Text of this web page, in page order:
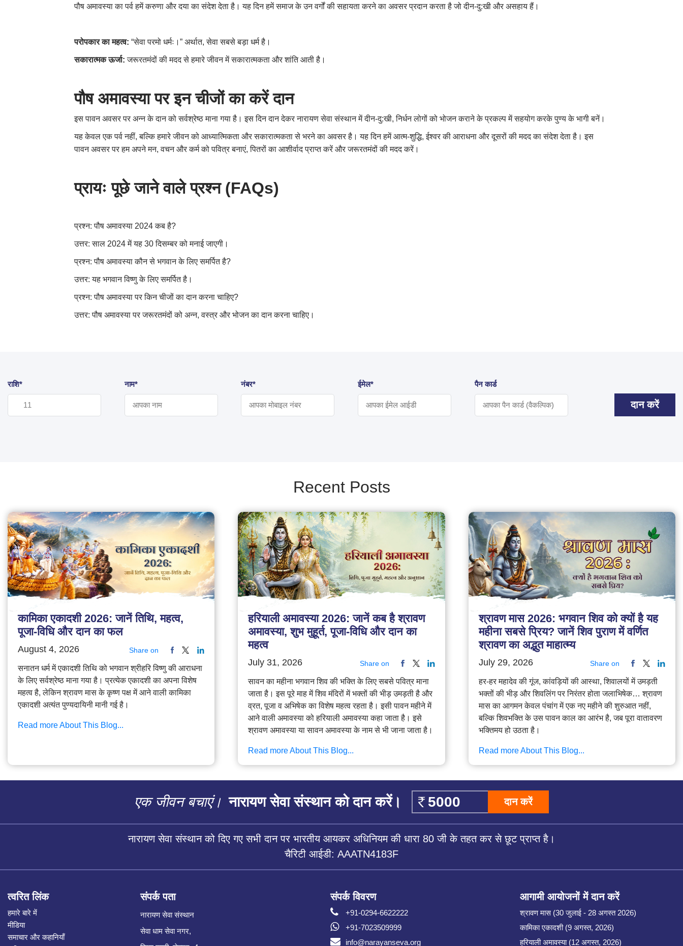
पौष अमावस्या का पर्व हमें करुणा और दया का संदेश देता है। यह दिन हमें समाज के उन वर्गों की सहायता करने का अवसर प्रदान करता है जो दीन-दु:खी और असहाय हैं।
परोपकार का महत्व: “सेवा परमो धर्मः।” अर्थात,सेवा सबसे बड़ा धर्म है।
सकारात्मक ऊर्जा: जरूरतमंदों की मदद से हमारे जीवन में सकारात्मकता और शांति आती है।
पौष अमावस्या पर इन चीजों का करें दान
इस पावन अवसर पर अन्न के दान को सर्वश्रेष्ठ माना गया है। इस दिन दान देकर नारायण सेवा संस्थान में दीन-दु:खी,निर्धन लोगों को भोजन कराने के प्रकल्प में सहयोग करके पुण्य के भागी बनें।
यह केवल एक पर्व नहीं,बल्कि हमारे जीवन को आध्यात्मिकता और सकारात्मकता से भरने का अवसर है। यह दिन हमें आत्म-शुद्धि,ईश्वर की आराधना और दूसरों की मदद का संदेश देता है। इस
पावन अवसर पर हम अपने मन,वचन और कर्म को पवित्र बनाएं,पितरों का आशीर्वाद प्राप्त करें और जरूरतमंदों की मदद करें।
प्रायः पूछे जाने वाले प्रश्न (FAQs)
प्रश्न: पौष अमावस्या 2024 कब है?
उत्तर: साल 2024 में यह 30 दिसम्बर को मनाई जाएगी।
प्रश्न: पौष अमावस्या कौन से भगवान के लिए समर्पित है?
उत्तर: यह भगवान विष्णु के लिए समर्पित है।
प्रश्न: पौष अमावस्या पर किन चीजों का दान करना चाहिए?
उत्तर: पौष अमावस्या पर जरूरतमंदों को अन्न,वस्त्र और भोजन का दान करना चाहिए।
राशि* नाम* नंबर* ईमेल* पैन कार्ड
दान करें
Recent Posts
कामिका एकादशी 2026: जानें तिथि, महत्व,
पूजा-विधि और दान का फल
August 4, 2026 Share on
सनातन धर्म में एकादशी तिथि को भगवान श्रीहरि विष्णु की आराधना
के लिए सर्वश्रेष्ठ माना गया है। प्रत्येक एकादशी का अपना विशेष
महत्व है, लेकिन श्रावण मास के कृष्ण पक्ष में आने वाली कामिका
एकादशी अत्यंत पुण्यदायिनी मानी गई है।
Read more About This Blog...
हरियाली अमावस्या 2026: जानें कब है श्रावण
अमावस्या, शुभ मुहूर्त, पूजा-विधि और दान का
महत्व
July 31, 2026 Share on
सावन का महीना भगवान शिव की भक्ति के लिए सबसे पवित्र माना
जाता है। इस पूरे माह में शिव मंदिरों में भक्तों की भीड़ उमड़ती है और
व्रत, पूजा व अभिषेक का विशेष महत्व रहता है। इसी पावन महीने में
आने वाली अमावस्या को हरियाली अमावस्या कहा जाता है। इसे
श्रावण अमावस्या या सावन अमावस्या के नाम से भी जाना जाता है।
Read more About This Blog...
श्रावण मास 2026: भगवान शिव को क्यों है यह
महीना सबसे प्रिय? जानें शिव पुराण में वर्णित
श्रावण का अद्भुत माहात्म्य
July 29, 2026 Share on
हर-हर महादेव की गूंज, कांवड़ियों की आस्था, शिवालयों में उमड़ती
भक्तों की भीड़ और शिवलिंग पर निरंतर होता जलाभिषेक… श्रावण
मास का आगमन केवल पंचांग में एक नए महीने की शुरुआत नहीं,
बल्कि शिवभक्ति के उस पावन काल का आरंभ है, जब पूरा वातावरण
भक्तिमय हो उठता है।
Read more About This Blog...
एक जीवन बचाएं। नारायण सेवा संस्थान को दान करें। दान करें
नारायण सेवा संस्थान को दिए गए सभी दान पर भारतीय आयकर अधिनियम की धारा 80 जी के तहत कर से छूट प्राप्त है।
चैरिटी आईडी: AAATN4183F
त्वरित लिंक
हमारे बारे में
मीडिया
समाचार और कहानियाँ
संपर्क पता
नारायण सेवा संस्थान
सेवा धाम सेवा नगर,
संपर्क विवरण
+91-0294-6622222
+91-7023509999
info@narayanseva.org
आगामी आयोजनों में दान करें
श्रावण मास (30 जुलाई - 28 अगस्त 2026)
कामिका एकादशी (9 अगस्त, 2026)
हरियाली अमावस्या (12 अगस्त, 2026)